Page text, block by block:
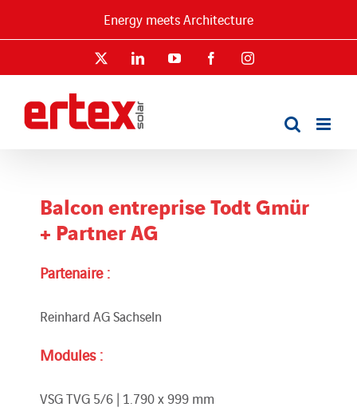
Energy meets Architecture
LinkedInYouTube FacebookInstagram
Balcon entreprise Todt Gmür
+ Partner AG
Partenaire :
Reinhard AG Sachseln
Modules :
VSG TVG 5/6 | 1.790 x 999 mm